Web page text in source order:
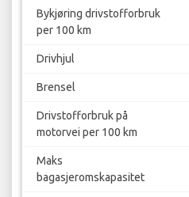
Bykjøring drivstofforbruk
per 100 km
Drivhjul
Brensel
Drivstofforbruk på
motorvei per 100 km
Maks
bagasjeromskapasitet